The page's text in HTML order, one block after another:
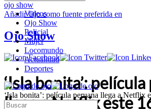
Videos
Ojo Show
Policial
Mujer
Locomundo
Actualidad
Deportes
‘Isla bonita’: película peruana llega a Netflix
ojo show
AñadirOjocomo fuente preferida en
Ojo Show
‘Isla bonita’:
llega a Netflix este